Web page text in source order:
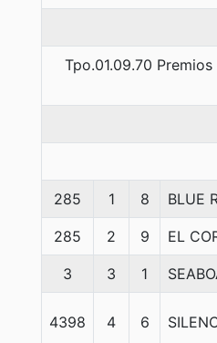
Tpo.01.09.70
285 1 8 BLUE
285 2 9 EL
3 3 1
4398 4 6